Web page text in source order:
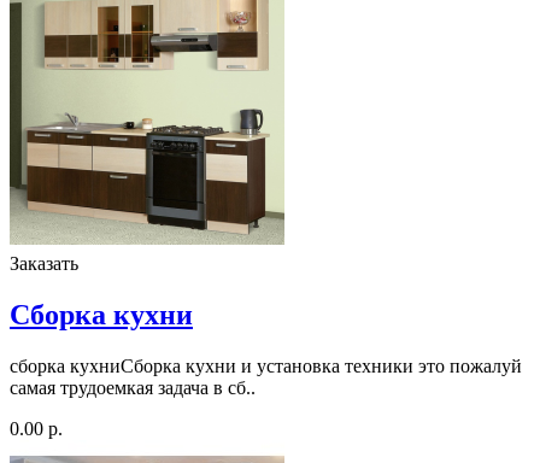
Заказать
Сборка кухни
сборка кухниСборка кухни и установка техники это пожалуй
самая трудоемкая задача в сб..
0.00 р.